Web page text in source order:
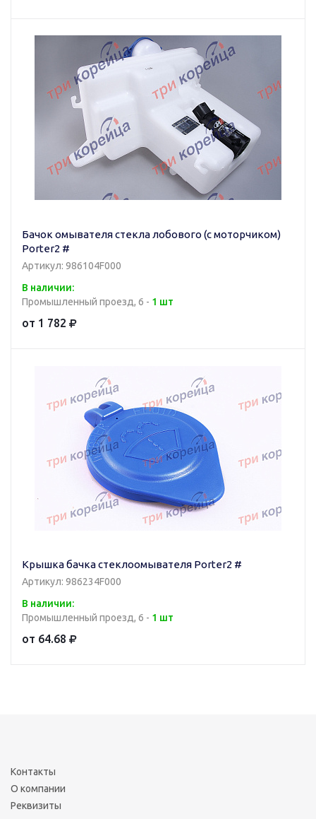
Бачок омывателя стекла лобового (с моторчиком)
Porter2 #
Артикул: 986104F000
В наличии:
Промышленный проезд, 6 - 1 шт
от 1 782
Крышка бачка стеклоомывателя Porter2 #
Артикул: 986234F000
В наличии:
Промышленный проезд, 6 - 1 шт
от 64.68
Контакты
О компании
Реквизиты